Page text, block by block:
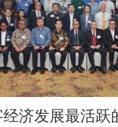
济发展最活跃